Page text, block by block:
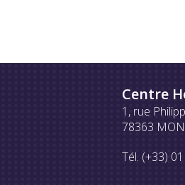
Centre
1, rue
78363
Tél. (+33)